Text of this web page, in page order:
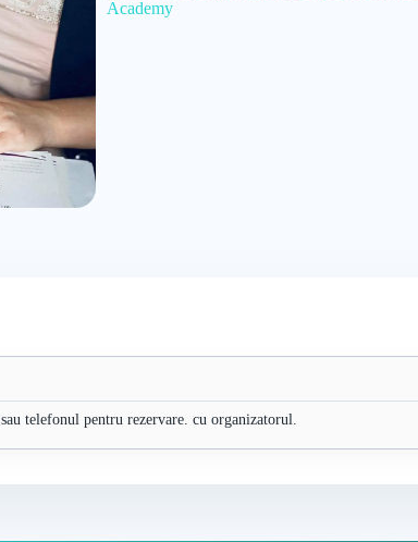
telefonul pentru rezervare. cu organizatorul.